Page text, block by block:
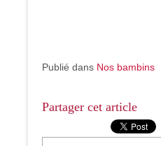
Publié dans Nos bambins
Partager cet article